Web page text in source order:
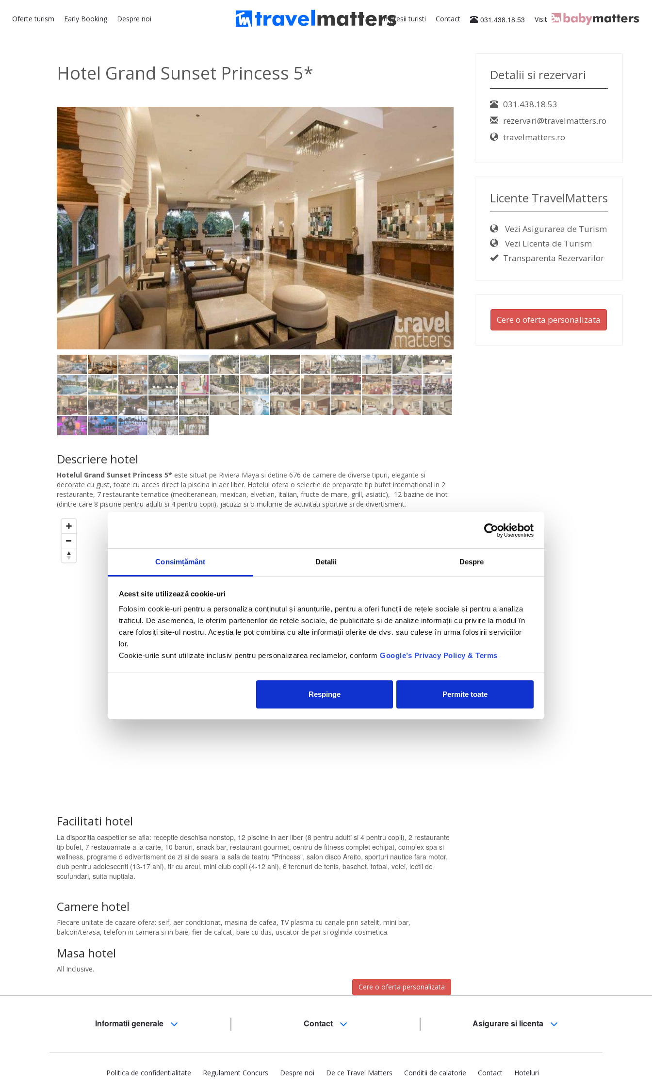
Consimțământ Detalii Despre
Acest site utilizează cookie-uri
Folosim cookie-uri pentru a personaliza conținutul și anunțurile, pentru a oferi funcții de rețele sociale și pentru a analiza
traficul. De asemenea, le oferim partenerilor de rețele sociale, de publicitate și de analize informații cu privire la modul în
care folosiți site-ul nostru. Aceștia le pot combina cu alte informații oferite de dvs. sau culese în urma folosirii serviciilor
lor.
Cookie-urile sunt utilizate inclusiv pentru personalizarea reclamelor, conform Google’s Privacy Policy & Terms
Respinge Permite toate
Oferte turism Early Booking Despre noi Impresii turisti Contact 031.438.18.53 Visit
Hotel Grand Sunset Princess 5*
Descriere hotel
Hotelul Grand Sunset Princess 5* este situat pe Riviera Maya si detine 676 de camere de diverse tipuri, elegante si
decorate cu gust, toate cu acces direct la piscina in aer liber. Hotelul ofera o selectie de preparate tip bufet international in 2
restaurante, 7 restaurante tematice (mediteranean, mexican, elvetian, italian, fructe de mare, grill, asiatic), 12 bazine de inot
(dintre care 8 piscine pentru adulti si 4 pentru copii), jacuzzi si o multime de activitati sportive si de divertisment.
Hotelul Grand Sunset Princess
5* este situat pe Riviera Maya
si detine 676 de camere de
diverse...
Facilitati hotel
La dispozitia oaspetilor se afla: receptie deschisa nonstop, 12 piscine in aer liber (8 pentru adulti si 4 pentru copii), 2 restaurante
tip bufet, 7 restauarnate a la carte, 10 baruri, snack bar, restaurant gourmet, centru de fitness complet echipat, complex spa si
wellness, programe d edivertisment de zi si de seara la sala de teatru "Princess", salon disco Areito, sporturi nautice fara motor,
club pentru adolescenti (13-17 ani), tir cu arcul, mini club copii (4-12 ani), 6 terenuri de tenis, baschet, fotbal, volei, lectii de
scufundari, suita nuptiala.
Camere hotel
Fiecare unitate de cazare ofera: seif, aer conditionat, masina de cafea, TV plasma cu canale prin satelit, mini bar,
balcon/terasa, telefon in camera si in baie, fier de calcat, baie cu dus, uscator de par si oglinda cosmetica.
Masa hotel
All Inclusive.
Cere o oferta personalizata
Detalii si rezervari
031.438.18.53
rezervari@travelmatters.ro
travelmatters.ro
Licente TravelMatters
Vezi Asigurarea de Turism
Vezi Licenta de Turism
Transparenta Rezervarilor
Cere o oferta personalizata
Informatii generale Contact Asigurare si licenta
Politica de confidentialitate Regulament Concurs Despre noi De ce Travel Matters Conditii de calatorie Contact Hoteluri